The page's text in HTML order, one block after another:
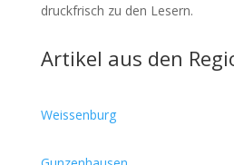
druckfrisch zu den Lesern.
Artikel aus den
Weissenburg